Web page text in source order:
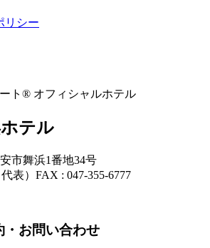
リシー
ト® オフィシャルホテル
テル
市舞浜1番地34号
表） FAX : 047-355-6777
・お問い合わせ